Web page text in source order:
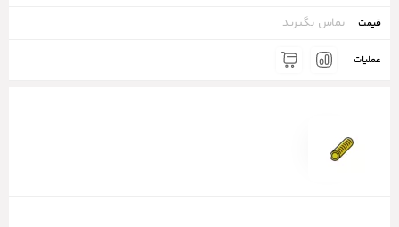
تماس بگیرید